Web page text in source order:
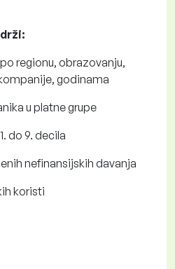
regionu, obrazovanju,
godinama
u platne grupe
do 9. decila
nefinansijskih davanja
koristi